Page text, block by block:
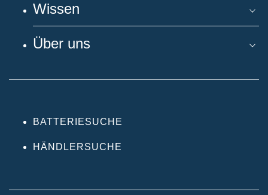
Wissen
Über uns
BATTERIESUCHE
HÄNDLERSUCHE